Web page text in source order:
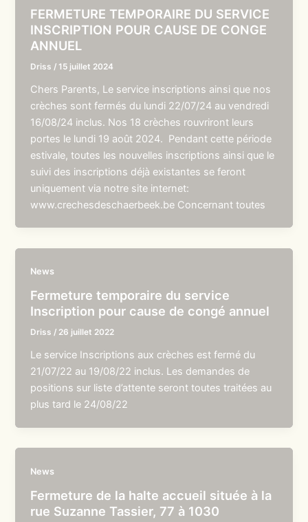
FERMETURE TEMPORAIRE DU SERVICE
INSCRIPTION POUR CAUSE DE CONGE
ANNUEL
Driss /15 juillet 2024
Chers Parents, Le service inscriptions ainsi que nos
crèches sont fermés du lundi 22/07/24 au vendredi
16/08/24 inclus. Nos 18 crèches rouvriront leurs
portes le lundi 19 août 2024. Pendant cette période
estivale, toutes les nouvelles inscriptions ainsi que le
suivi des inscriptions déjà existantes se feront
uniquement via notre site internet:
www.crechesdeschaerbeek.be Concernant toutes
News
Fermeture temporaire du service
Inscription pour cause de congé annuel
Driss / 26 juillet 2022
Le service Inscriptions aux crèches est fermé du
21/07/22 au 19/08/22 inclus. Les demandes de
positions sur liste d’attente seront toutes traitées au
plus tard le 24/08/22
News
Fermeture de la halte accueil située à la
rue Suzanne Tassier, 77 à 1030